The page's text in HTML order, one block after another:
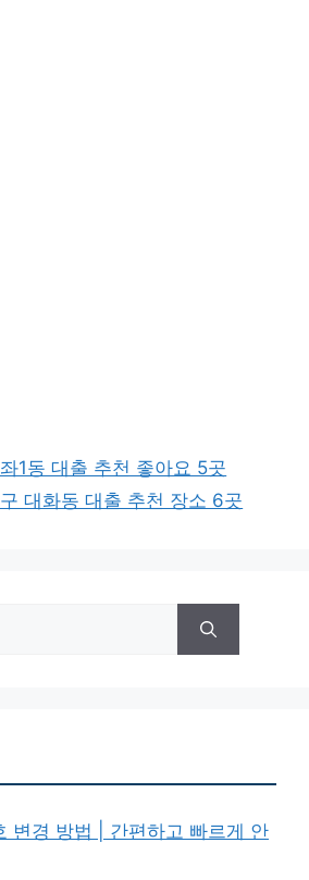
1동 대출 추천 좋아요 5곳
대화동 대출 추천 장소 6곳
변경 방법 | 간편하고 빠르게 안